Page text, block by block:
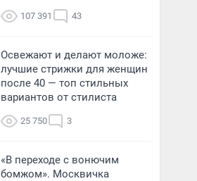
107 391 43
Освежают и делают моложе:
лучшие стрижки для женщин
после 40 — топ стильных
вариантов от стилиста
25 750 3
«В переходе с вонючим
бомжом». Москвичка